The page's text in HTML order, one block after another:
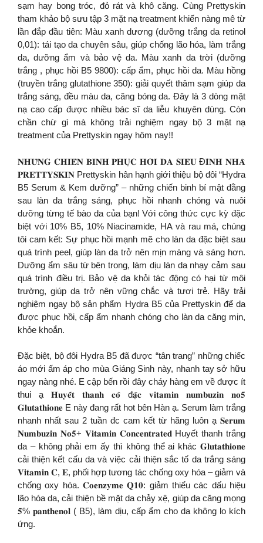
sạm hay bong tróc, đỏ rát và khô căng. Cùng Prettyskin
tham khảo bộ sưu tập 3 mặt nạ treatment khiến nàng mê từ
lần đắp đầu tiên: Màu xanh dương (dưỡng trắng da retinol
0,01): tái tạo da chuyên sâu, giúp chống lão hóa, làm trắng
da, dưỡng ẩm và bảo vệ da. Màu xanh da trời (dưỡng
trắng , phục hồi B5 9800): cấp ẩm, phục hồi da. Màu hồng
(truyền trắng glutathione 350): giải quyết thâm sạm giúp da
trắng sáng, đều màu da, căng bóng da. Đây là 3 dòng mặt
nạ cao cấp được nhiều bác sĩ da liễu khuyên dùng. Còn
chần chừ gì mà không trải nghiệm ngay bộ 3 mặt nạ
treatment của Prettyskin ngay hôm nay!!
𝐍𝐇𝐔̛̃𝐍𝐆 𝐂𝐇𝐈𝐄̂́𝐍 𝐁𝐈𝐍𝐇 𝐏𝐇𝐔̣𝐂 𝐇𝐎̂̀𝐈 𝐃𝐀 𝐒𝐈𝐄̂𝐔 Đ𝐈̉𝐍𝐇 𝐍𝐇𝐀̀
𝐏𝐑𝐄𝐓𝐓𝐘𝐒𝐊𝐈𝐍 Prettyskin hân hạnh giới thiệu bộ đôi “Hydra
B5 Serum & Kem dưỡng” – những chiến binh bí mật đằng
sau làn da trắng sáng, phục hồi nhanh chóng và nuôi
dưỡng từng tế bào da của bạn! Với công thức cực kỳ đặc
biệt với 10% B5, 10% Niacinamide, HA và rau má, chúng
tôi cam kết: Sự phục hồi mạnh mẽ cho làn da đặc biệt sau
quá trình peel, giúp làn da trở nên mịn màng và sáng hơn.
Dưỡng ẩm sâu từ bên trong, làm dịu làn da nhạy cảm sau
quá trình điều trị. Bảo vệ da khỏi tác động có hại từ môi
trường, giúp da trở nên vững chắc và tươi trẻ. Hãy trải
nghiệm ngay bộ sản phẩm Hydra B5 của Prettyskin để da
được phục hồi, cấp ẩm nhanh chóng cho làn da căng mịn,
khỏe khoắn.
Đặc biệt, bộ đôi Hydra B5 đã được “tân trang” những chiếc
áo mới ấm áp cho mùa Giáng Sinh này, nhanh tay sở hữu
ngay nàng nhé. E cập bến rồi đây cháy hàng em về được ít
thui ạ 𝐇𝐮𝐲𝐞̂́𝐭 𝐭𝐡𝐚𝐧𝐡 𝐜𝐨̂ đ𝐚̣̆𝐜 𝐯𝐢𝐭𝐚𝐦𝐢𝐧 𝐧𝐮𝐦𝐛𝐮𝐳𝐢𝐧 𝐧𝐨𝟓
𝐆𝐥𝐮𝐭𝐚𝐭𝐡𝐢𝐨𝐧𝐞 E này đang rất hot bên Hàn ạ. Serum làm trắng
nhanh nhất sau 2 tuần đc cam kết từ hãng luôn ạ 𝐒𝐞𝐫𝐮𝐦
𝐍𝐮𝐦𝐛𝐮𝐳𝐢𝐧 𝐍𝐨𝟓+ 𝐕𝐢𝐭𝐚𝐦𝐢𝐧 𝐂𝐨𝐧𝐜𝐞𝐧𝐭𝐫𝐚𝐭𝐞𝐝 Huyết thanh trắng
da – không phải em ấy thì không thể ai khác 𝐆𝐥𝐮𝐭𝐚𝐭𝐡𝐢𝐨𝐧𝐞
cải thiện kết cấu da và việc cải thiện sắc tố da trắng sáng
𝐕𝐢𝐭𝐚𝐦𝐢𝐧 𝐂, 𝐄, phối hợp tương tác chống oxy hóa – giảm và
chống oxy hóa. 𝐂𝐨𝐞𝐧𝐳𝐲𝐦𝐞 𝐐𝟏𝟎: giảm thiểu các dấu hiệu
lão hóa da, cải thiện bề mặt da chảy xệ, giúp da căng mọng
𝟓% 𝐩𝐚𝐧𝐭𝐡𝐞𝐧𝐨𝐥 ( B5), làm dịu, cấp ẩm cho da không lo kích
ứng.